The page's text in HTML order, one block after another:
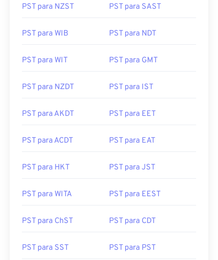
PST para NZST PST para SAST
PST para WIB PST para NDT
PST para WIT PST para GMT
PST para NZDT PST para IST
PST para AKDT PST para EET
PST para ACDT PST para EAT
PST para HKT PST para JST
PST para WITA PST para EEST
PST para ChST PST para CDT
PST para SST PST para PST